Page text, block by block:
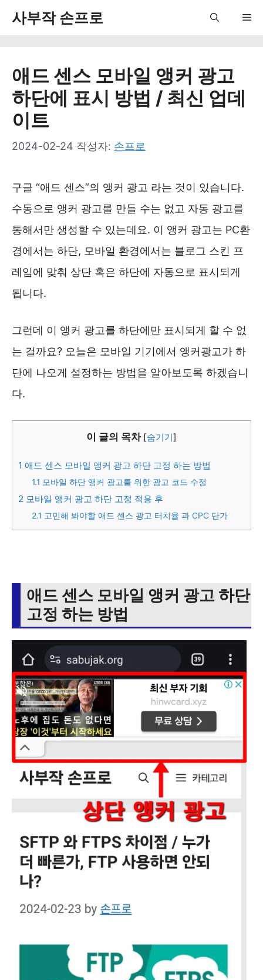
사부작 손프로
애드 센스 모바일 앵커 광고
하단에 표시 방법 / 최신 업데
이트
2024-02-24 작성자: 손프로
구글 “애드 센스”의 앵커 광고 라는 것이 있습니다.
수동으로 앵커 광고를 만들 수는 없고 자동 광고를
통해서만 생성할 수 있는데요. 이 앵커 광고는 PC환
경에서는 하단, 모바일 환경에서는 블로그 스킨 프
레임에 맞춰 상단 혹은 하단에 자동으로 표시되게
됩니다.
그런데 이 앵커 광고를 하단에만 표시되게 할 수 없
는 걸까요? 오늘은 모바일 기기에서 앵커광고가 하
단에 나오게 설정하는 방법을 알아보도록 하겠습니
다.
이 글의 목차 [숨기기]
1 애드 센스 모바일 앵커 광고 하단 고정 하는 방법
1.1 모바일 하단 앵커 광고를 위한 광고 코드 수정
2 모바일 앵커 광고 하단 고정 적용 후
2.1 고민해 봐야할 애드 센스 광고 터치율 과 CPC 단가
애드 센스 모바일 앵커 광고 하단
고정 하는 방법